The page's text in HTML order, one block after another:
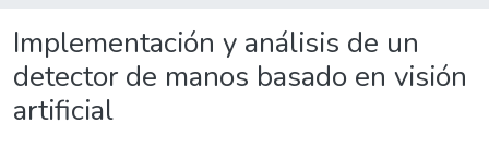
Implementación y análisis de un
detector de manos basado en visión
artificial